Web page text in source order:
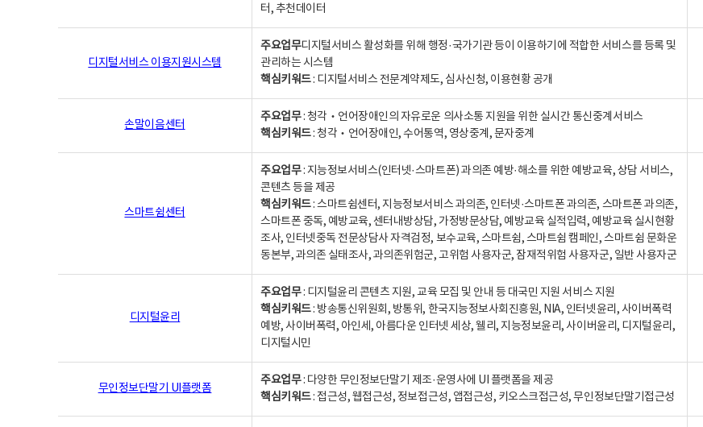
터, 추천데이터
디지털서비스 이용지원시스템
주요업무디지털서비스 활성화를 위해 행정·국가기관 등이 이용하기에 적합한 서비스를 등록 및
관리하는 시스템
핵심키워드: 디지털서비스 전문계약제도, 심사신청, 이용현황 공개
손말이음센터
주요업무: 청각‧언어장애인의 자유로운 의사소통 지원을 위한 실시간 통신중계서비스
핵심키워드: 청각‧언어장애인, 수어통역, 영상중계, 문자중계
스마트쉼센터
주요업무: 지능정보서비스(인터넷·스마트폰) 과의존 예방·해소를 위한 예방교육, 상담 서비스,
콘텐츠 등을 제공
핵심키워드: 스마트쉼센터, 지능정보서비스 과의존, 인터넷·스마트폰 과의존, 스마트폰 과의존,
스마트폰 중독, 예방교육, 센터내방상담, 가정방문상담, 예방교육 실적입력, 예방교육 실시현황
조사, 인터넷중독 전문상담사 자격검정, 보수교육, 스마트쉼, 스마트쉼 캠페인, 스마트쉼 문화운
동본부, 과의존 실태조사, 과의존위험군, 고위험 사용자군, 잠재적위험 사용자군, 일반 사용자군
디지털윤리
주요업무: 디지털윤리 콘텐츠 지원, 교육 모집 및 안내 등 대국민 지원 서비스 지원
핵심키워드: 방송통신위원회, 방통위, 한국지능정보사회진흥원, NIA, 인터넷윤리, 사이버폭력
예방, 사이버폭력, 아인세, 아름다운 인터넷 세상, 웰리, 지능정보윤리, 사이버윤리, 디지털윤리,
디지털시민
무인정보단말기 UI플랫폼
주요업무: 다양한 무인정보단말기 제조·운영사에 UI 플랫폼을 제공
핵심키워드: 접근성, 웹접근성, 정보접근성, 앱접근성, 키오스크접근성, 무인정보단말기접근성